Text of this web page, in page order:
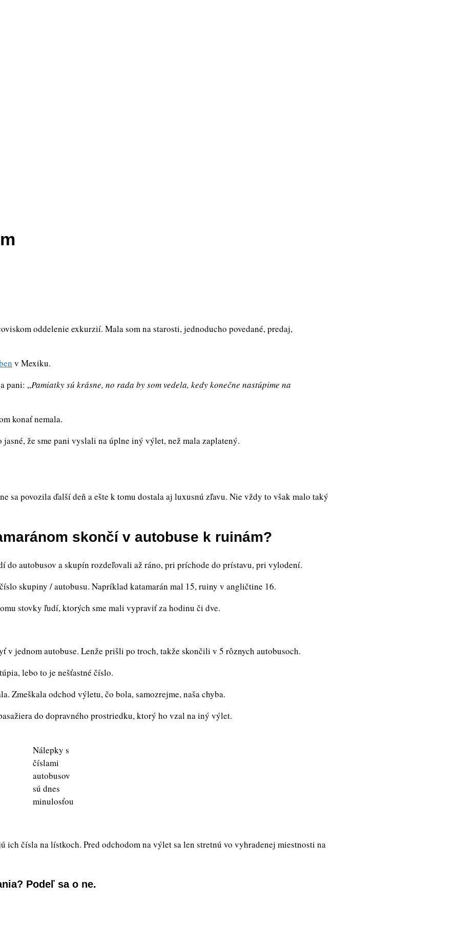
oddelenie exkurzií. Mala som na starosti, jednoducho povedané, predaj,
v Mexiku.
pani: „Pamiatky sú krásne, no rada by som vedela, kedy konečne nastúpime na
konať nemala.
že sme pani vyslali na úplne iný výlet, než mala zaplatený.
sa povozila ďalší deň a ešte k tomu dostala aj luxusnú zľavu. Nie vždy to však malo taký
skončí v autobuse k ruinám?
do autobusov a skupín rozdeľovali až ráno, pri príchode do prístavu, pri vylodení.
skupiny / autobusu. Napríklad katamarán mal 15, ruiny v angličtine 16.
stovky ľudí, ktorých sme mali vypraviť za hodinu či dve.
v jednom autobuse. Lenže prišli po troch, takže skončili v 5 rôznych autobusoch.
lebo to je nešťastné číslo.
Zmeškala odchod výletu, čo bola, samozrejme, naša chyba.
do dopravného prostriedku, ktorý ho vzal na iný výlet.
Nálepky s
číslami
autobusov
sú dnes
minulosťou
ich čísla na lístkoch. Pred odchodom na výlet sa len stretnú vo vyhradenej miestnosti na
Podeľ sa o ne.